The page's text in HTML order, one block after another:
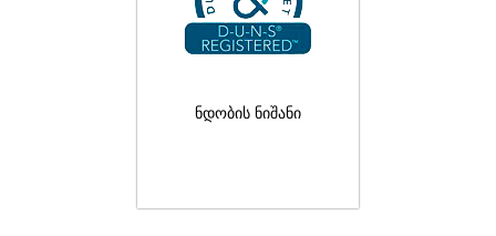
ნდობის ნიშანი